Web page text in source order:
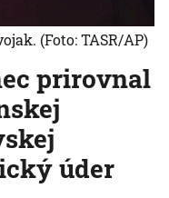
prirovnal
úder
(Foto: TASR/AP)